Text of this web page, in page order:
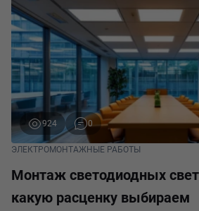
924 0
ЭЛЕКТРОМОНТАЖНЫЕ РАБОТЫ
Монтаж светодиодных
какую расценку выбираем